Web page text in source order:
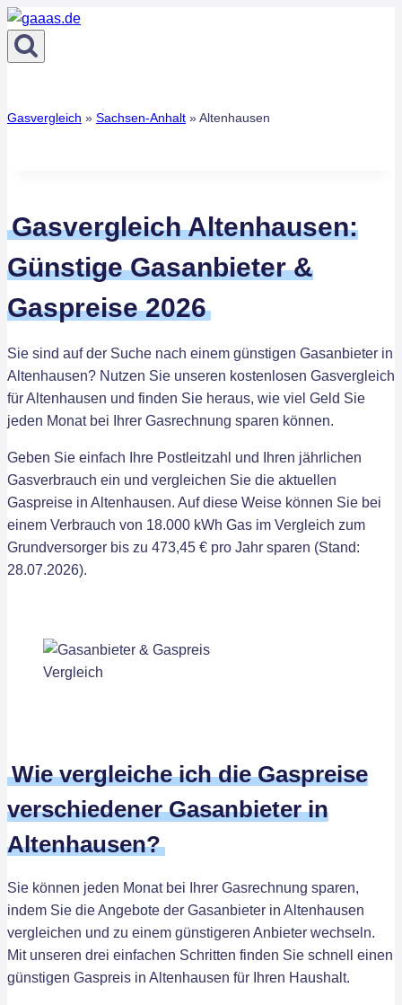
Zum
Inhalt
springen
Gasvergleich » Sachsen-Anhalt »Altenhausen
Gasvergleich Altenhausen:
Günstige Gasanbieter &
Gaspreise 2026
Sie sind auf der Suche nach einem günstigen Gasanbieter in
Altenhausen? Nutzen Sie unseren kostenlosen Gasvergleich
für Altenhausen und finden Sie heraus, wie viel Geld Sie
jeden Monat bei Ihrer Gasrechnung sparen können.
Geben Sie einfach Ihre Postleitzahl und Ihren jährlichen
Gasverbrauch ein und vergleichen Sie die aktuellen
Gaspreise in Altenhausen. Auf diese Weise können Sie bei
einem Verbrauch von 18.000 kWh Gas im Vergleich zum
Grundversorger bis zu 473,45 € pro Jahr sparen (Stand:
28.07.2026).
Wie vergleiche ich die Gaspreise
verschiedener Gasanbieter in
Altenhausen?
Sie können jeden Monat bei Ihrer Gasrechnung sparen,
indem Sie die Angebote der Gasanbieter in Altenhausen
vergleichen und zu einem günstigeren Anbieter wechseln.
Mit unseren drei einfachen Schritten finden Sie schnell einen
günstigen Gaspreis in Altenhausen für Ihren Haushalt.